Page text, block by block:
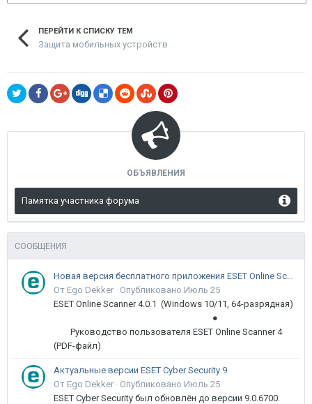
ПЕРЕЙТИ К СПИСКУ ТЕМ
Защита мобильных устройств
ОБЪЯВЛЕНИЯ
Памятка участника форума
СООБЩЕНИЯ
Новая версия бесплатного приложения ESET Online Scanner доступна пользователям
От Ego Dekker · Опубликовано Июль 25
ESET Online Scanner 4.0.1 (Windows 10/11, 64-разрядная)
●
Руководство пользователя ESET Online Scanner 4
(PDF-файл)
Актуальные версии ESET Cyber Security 9
От Ego Dekker · Опубликовано Июль 25
ESET Cyber Security был обновлён до версии 9.0.6700.